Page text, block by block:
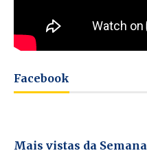
Facebook
Mais vistas da Semana